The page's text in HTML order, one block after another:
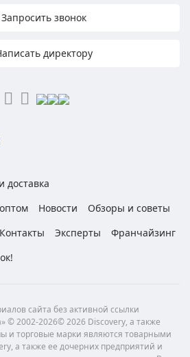
Запросить звонок
директору
доставка
Новости
Обзоры и советы
Контакты Эксперты
Франчайзинг
сайта без активной ссылки
© 2002-2026© 2026 Discovery, а также
и торговые марки являются товарными
а также ее дочерних предприятий и